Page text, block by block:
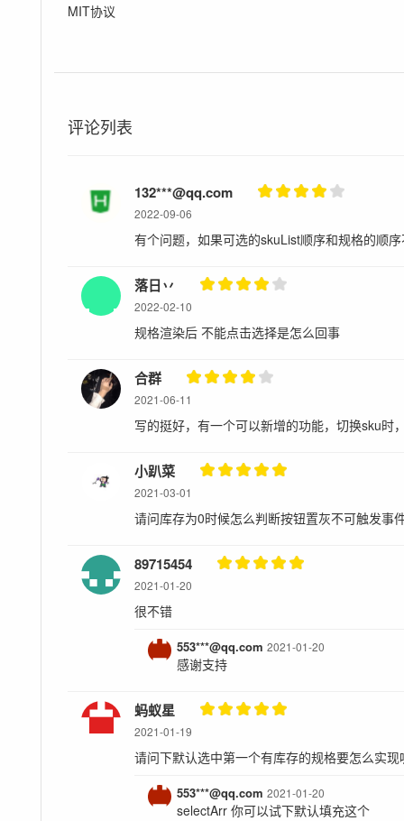
MIT协议
评论列表
132***@qq.com
2022-09-06
有个问题，如果可选的skuList顺序和规格的顺
落日丷
2022-02-10
规格渲染后 不能点击选择是怎么回事
合群
2021-06-11
写的挺好，有一个可以新增的功能，切换sku时
小趴菜
2021-03-01
请问库存为0时候怎么判断按钮置灰不可触发事
89715454
2021-01-20
很不错
553***@qq.com2021-01-20
感谢支持
蚂蚁星
2021-01-19
请问下默认选中第一个有库存的规格要怎么实现
553***@qq.com2021-01-20
selectArr 你可以试下默认填充这个